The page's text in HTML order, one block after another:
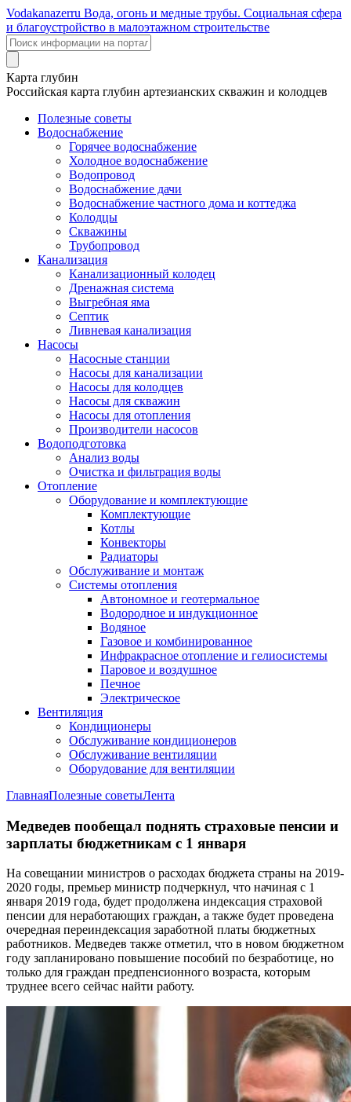
Vodakanazerru Вода, огонь и медные трубы. Социальная сфера
и благоустройство в малоэтажном строительстве
Карта глубин
Российская карта глубин артезианских скважин и колодцев
Полезные советы
Водоснабжение
Горячее водоснабжение
Холодное водоснабжение
Водопровод
Водоснабжение дачи
Водоснабжение частного дома и коттеджа
Колодцы
Скважины
Трубопровод
Канализация
Канализационный колодец
Дренажная система
Выгребная яма
Септик
Ливневая канализация
Насосы
Насосные станции
Насосы для канализации
Насосы для колодцев
Насосы для скважин
Насосы для отопления
Производители насосов
Водоподготовка
Анализ воды
Очистка и фильтрация воды
Отопление
Оборудование и комплектующие
Комплектующие
Котлы
Конвекторы
Радиаторы
Обслуживание и монтаж
Системы отопления
Автономное и геотермальное
Водородное и индукционное
Водяное
Газовое и комбинированное
Инфракрасное отопление и гелиосистемы
Паровое и воздушное
Печное
Электрическое
Вентиляция
Кондиционеры
Обслуживание кондиционеров
Обслуживание вентиляции
Оборудование для вентиляции
ГлавнаяПолезные советыЛента
Медведев пообещал поднять страховые пенсии и
зарплаты бюджетникам с 1 января
На совещании министров о расходах бюджета страны на 2019-
2020 годы, премьер министр подчеркнул, что начиная с 1
января 2019 года, будет продолжена индексация страховой
пенсии для неработающих граждан, а также будет проведена
очередная переиндексация заработной платы бюджетных
работников. Медведев также отметил, что в новом бюджетном
году запланировано повышение пособий по безработице, но
только для граждан предпенсионного возраста, которым
труднее всего сейчас найти работу.